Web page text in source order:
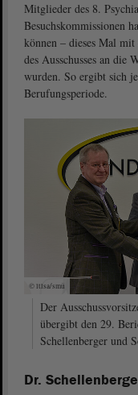
Mitglieder des 8.
Besuchskommissionen
können – dieses Mal
des Ausschusses an die
wurden. So ergibt sich
Berufungsperiode.
© ltlsa/smü
Der
übergibt den 29.
Schellenberger und
Dr.